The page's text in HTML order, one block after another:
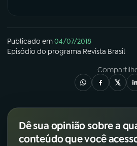
Publicado em04/07/2018
Episódio do programa Revista Brasil
Dê sua opinião sobre a
conteúdo que você